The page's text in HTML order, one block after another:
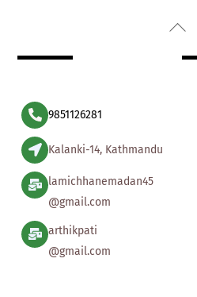
Back
9851126281
Kalanki-14, Kathmandu
lamichhanemadan45
@gmail.com
arthikpati
@gmail.com